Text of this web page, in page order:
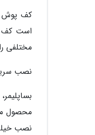
کف پوش
است کف
مختلفی
نصب
محصول
نصب